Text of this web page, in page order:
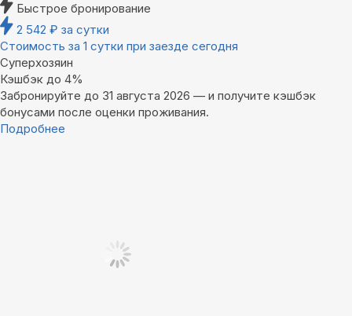
Быстрое бронирование
2 542 ₽ за сутки
Стоимость за 1 сутки при заезде сегодня
Суперхозяин
Кэшбэк до 4%
Забронируйте до 31 августа 2026 — и получите кэшбэк
бонусами после оценки проживания.
Подробнее